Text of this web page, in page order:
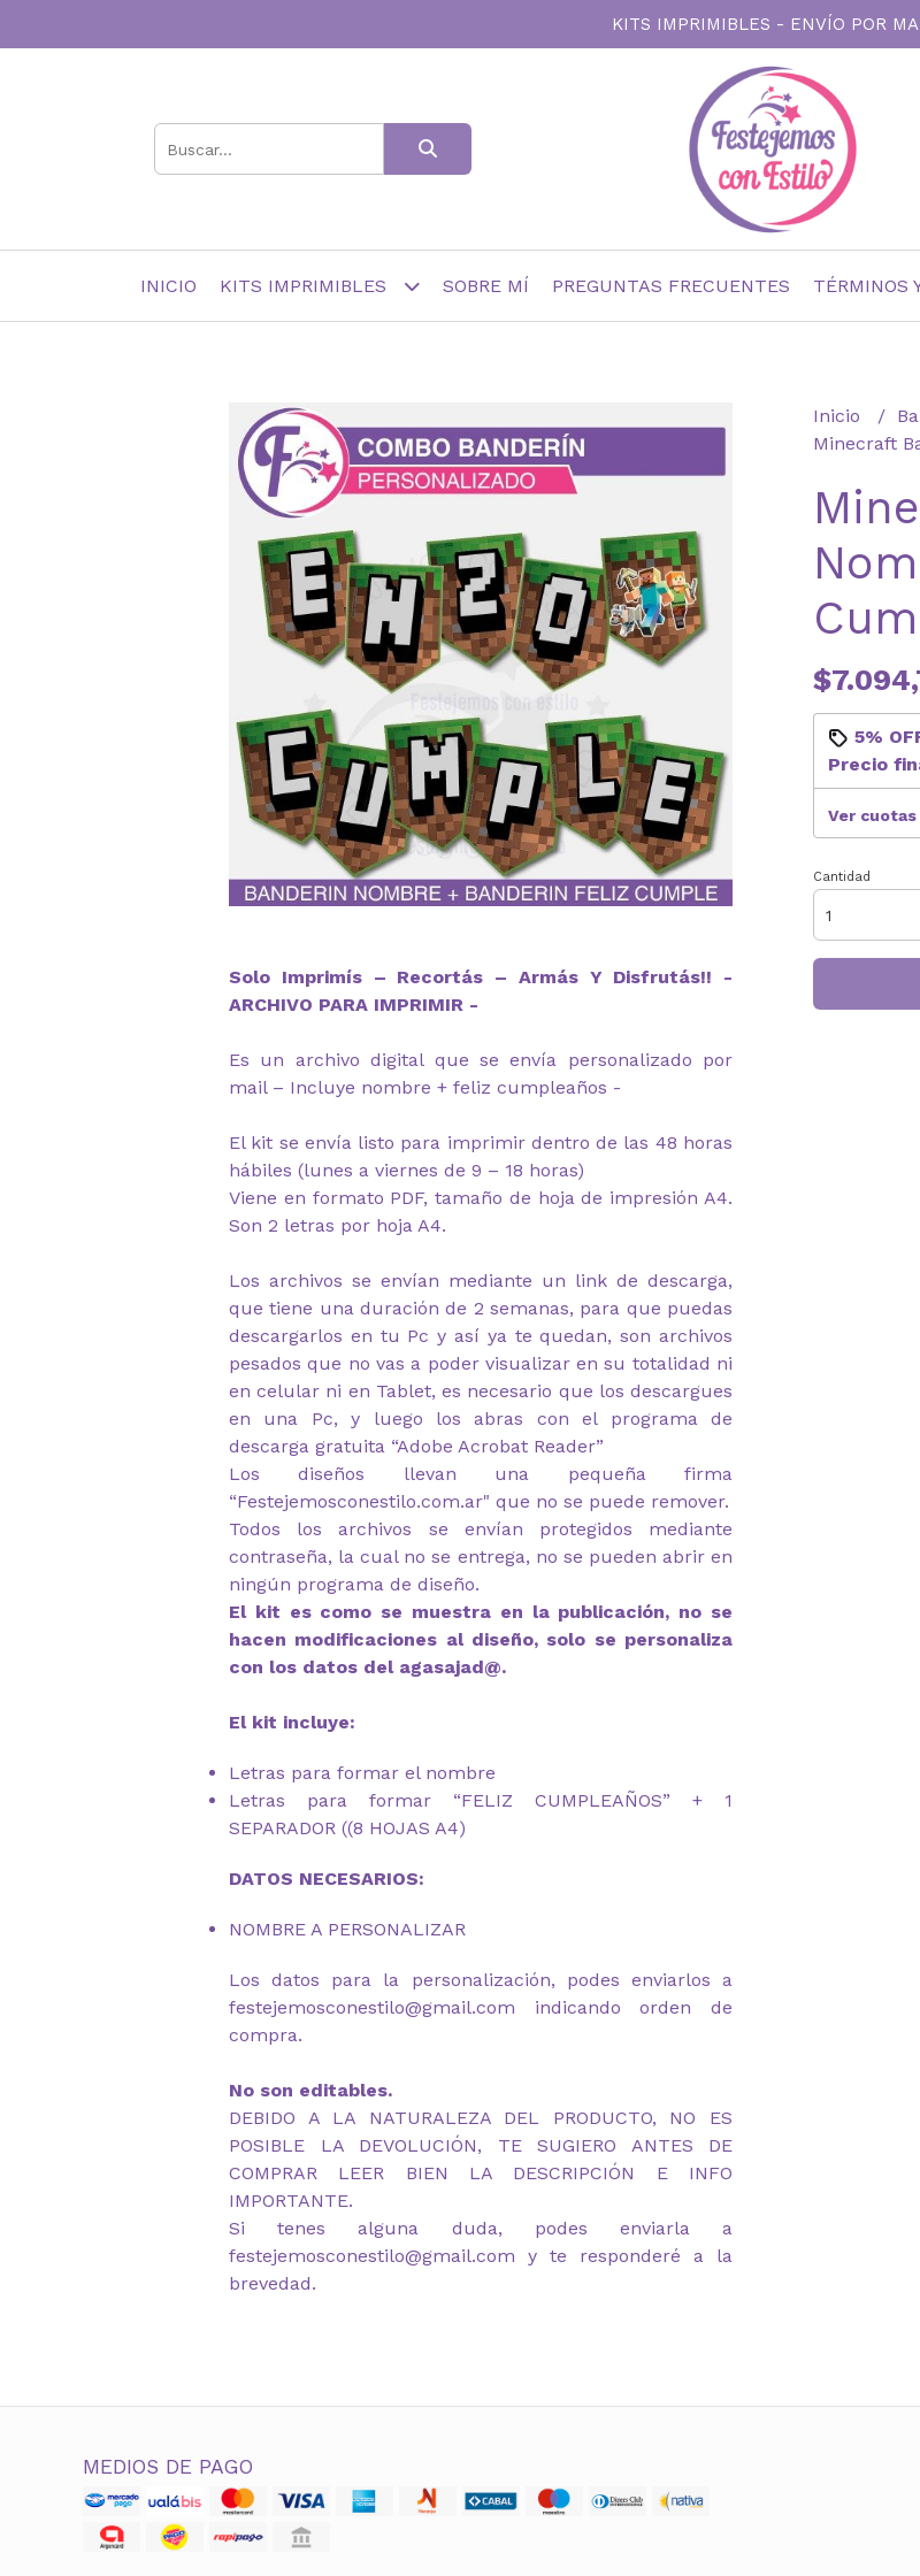
KITS IMPRIMIBLES - ENVÍO POR
INICIO KITS IMPRIMIBLES SOBRE MÍ PREGUNTAS FRECUENTES TÉRMINOS
Solo Imprimís – Recortás – Armás Y Disfrutás!! -
ARCHIVO PARA IMPRIMIR -
Es un archivo digital que se envía personalizado por
mail – Incluye nombre + feliz cumpleaños -
El kit se envía listo para imprimir dentro de las 48 horas
hábiles (lunes a viernes de 9 – 18 horas)
Viene en formato PDF, tamaño de hoja de impresión A4.
Son 2 letras por hoja A4.
Los archivos se envían mediante un link de descarga,
que tiene una duración de 2 semanas, para que puedas
descargarlos en tu Pc y así ya te quedan, son archivos
pesados que no vas a poder visualizar en su totalidad ni
en celular ni en Tablet, es necesario que los descargues
en una Pc, y luego los abras con el programa de
descarga gratuita “Adobe Acrobat Reader”
Los diseños llevan una pequeña firma
“Festejemosconestilo.com.ar" que no se puede remover.
Todos los archivos se envían protegidos mediante
contraseña, la cual no se entrega, no se pueden abrir en
ningún programa de diseño.
El kit es como se muestra en la publicación, no se
hacen modificaciones al diseño, solo se personaliza
con los datos del agasajad@.
El kit incluye:
Letras para formar el nombre
Letras para formar “FELIZ CUMPLEAÑOS” + 1
SEPARADOR ((8 HOJAS A4)
DATOS NECESARIOS:
NOMBRE A PERSONALIZAR
Los datos para la personalización, podes enviarlos a
festejemosconestilo@gmail.com indicando orden de
compra.
No son editables.
DEBIDO A LA NATURALEZA DEL PRODUCTO, NO ES
POSIBLE LA DEVOLUCIÓN, TE SUGIERO ANTES DE
COMPRAR LEER BIEN LA DESCRIPCIÓN E INFO
IMPORTANTE.
Si tenes alguna duda, podes enviarla a
festejemosconestilo@gmail.com y te responderé a la
brevedad.
Inicio
Minecraft
5%
Precio
Ver
Cantidad
MEDIOS DE PAGO